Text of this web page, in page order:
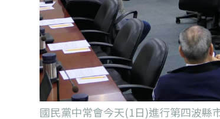
國民黨中常會今天(1日)進行第四波縣